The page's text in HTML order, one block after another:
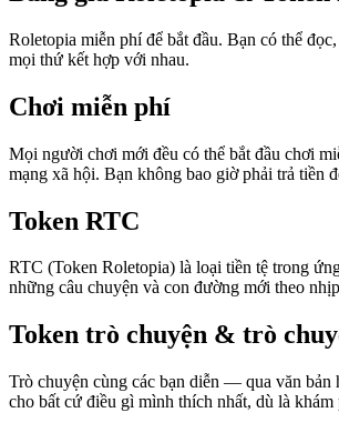
Roletopia miễn phí để bắt đầu. Bạn có thể
mọi thứ kết hợp với nhau.
Chơi miễn phí
Mọi người chơi mới đều có thể bắt đầu chơi
mạng xã hội. Bạn không bao giờ phải trả tiền
Token RTC
RTC (Token Roletopia) là loại tiền tệ trong
những câu chuyện và con đường mới theo
Token trò chuyện & trò
Trò chuyện cùng các bạn diễn — qua văn
cho bất cứ điều gì mình thích nhất, dù là